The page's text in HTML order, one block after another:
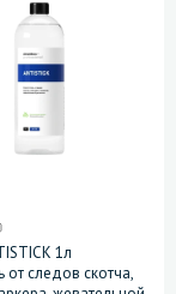
1л
от следов скотча,